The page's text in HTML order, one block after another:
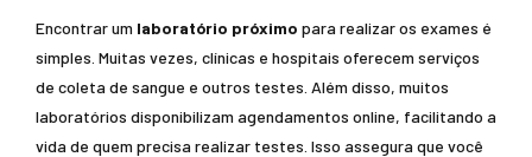
Encontrar um laboratório próximo para realizar os exames é
simples. Muitas vezes, clínicas e hospitais oferecem serviços
de coleta de sangue e outros testes. Além disso, muitos
laboratórios disponibilizam agendamentos online, facilitando a
vida de quem precisa realizar testes. Isso assegura que você